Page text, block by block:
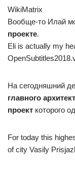
WikiMatrix
Вообще-то Илай
проекте.
Eli is actually my
На сегодняшний
главного
проект которого
For today this
of city Vasily